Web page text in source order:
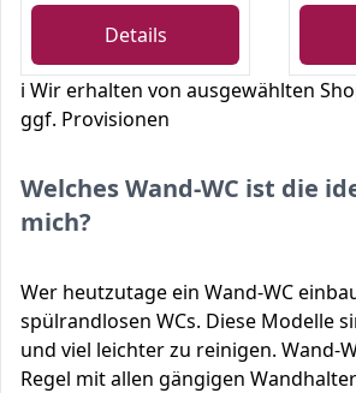
Details
ℹ️ Wir erhalten von ausgewählten
ggf. Provisionen
Welches Wand-WC ist die
mich?
Wer heutzutage ein Wand-WC
spülrandlosen WCs. Diese Modelle
und viel leichter zu reinigen. Wand-
Regel mit allen gängigen